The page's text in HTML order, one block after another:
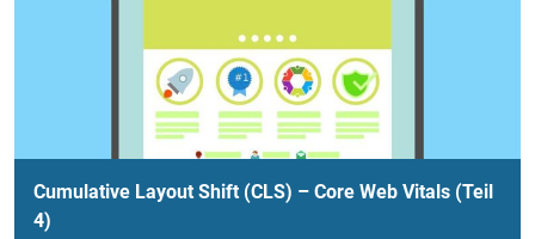
Cumulative Layout Shift (CLS) – Core Web Vitals (Teil
4)